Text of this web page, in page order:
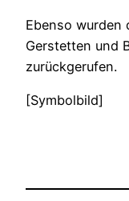
Ebenso wurden
Gerstetten und
zurückgerufen.
[Symbolbild]